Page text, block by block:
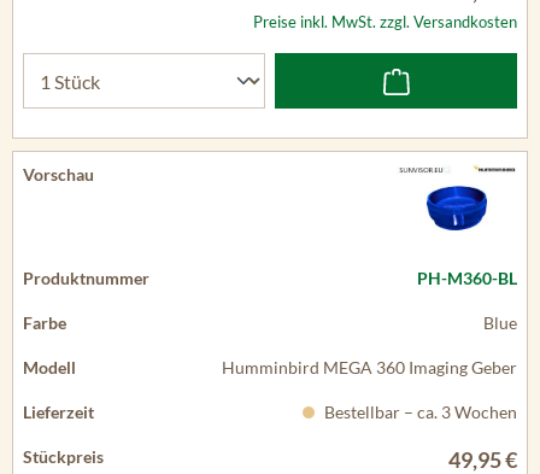
Preise inkl. MwSt. zzgl. Versandkosten
PH-M360-BL
Blue
Humminbird MEGA 360 Imaging Geber
Bestellbar – ca. 3 Wochen
49,95 €